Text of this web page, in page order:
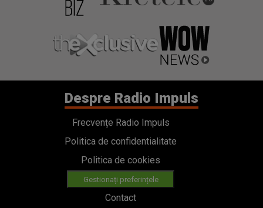
Despre Radio Impuls
Frecvențe Radio Impuls
Politica de confidentialitate
Politica de cookies
Gestionați preferințele
Contact